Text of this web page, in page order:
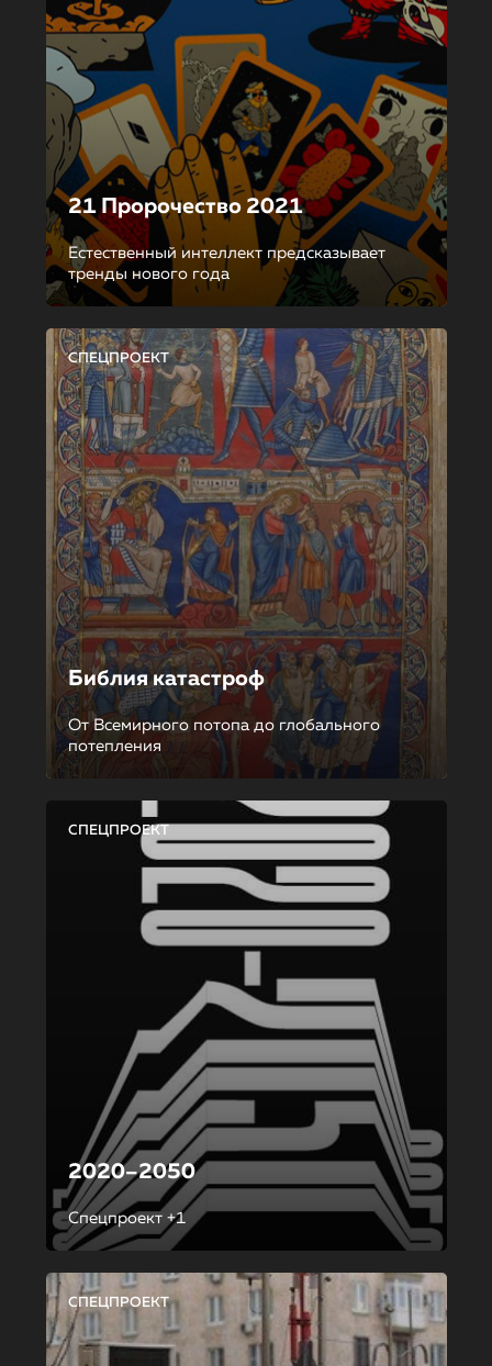
21 Пророчество 2021
Естественный интеллект предсказывает
тренды нового года
СПЕЦПРОЕКТ
Библия катастроф
От Всемирного потопа до глобального
потепления
СПЕЦПРОЕКТ
2020–2050
Спецпроект +1
СПЕЦПРОЕКТ